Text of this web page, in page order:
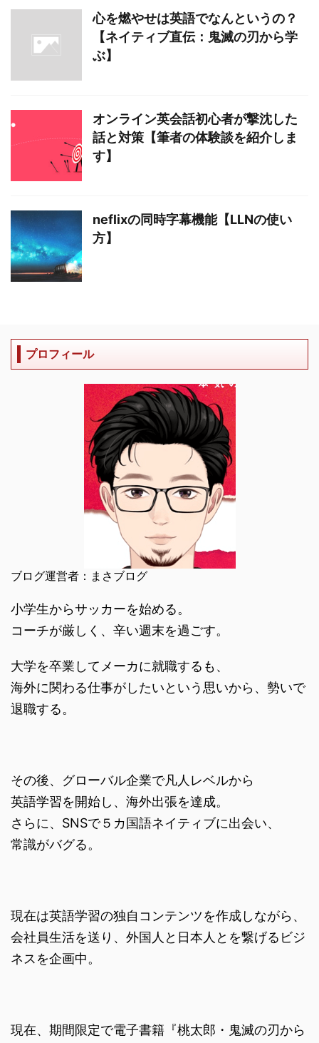
心を燃やせは英語でなんというの？
【ネイティブ直伝：鬼滅の刃から学
ぶ】
オンライン英会話初心者が撃沈した
話と対策【筆者の体験談を紹介しま
す】
neflixの同時字幕機能【LLNの使い
方】
プロフィール
ブログ運営者：まさブログ
小学生からサッカーを始める。
コーチが厳しく、辛い週末を過ごす。
大学を卒業してメーカに就職するも、
海外に関わる仕事がしたいという思いから、勢いで
退職する。
その後、グローバル企業で凡人レベルから
英語学習を開始し、海外出張を達成。
さらに、SNSで５カ国語ネイティブに出会い、
常識がバグる。
現在は英語学習の独自コンテンツを作成しながら、
会社員生活を送り、外国人と日本人とを繋げるビジ
ネスを企画中。
現在、期間限定で電子書籍『桃太郎・鬼滅の刃から